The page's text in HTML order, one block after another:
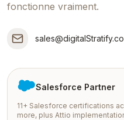
fonctionne vraiment.
sales@digitalStratify.co
Salesforce Partner
11+ Salesforce certifications
more, plus Attio